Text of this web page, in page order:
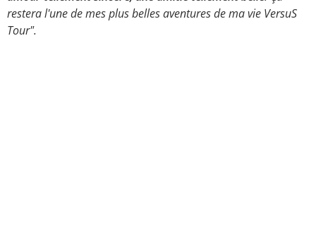
restera l'une de mes plus belles aventures de ma vie VersuS
Tour".